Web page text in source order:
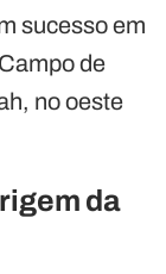
sucesso em
de
no oeste
da